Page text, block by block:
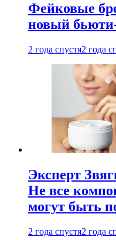
Фейковые
новый
2 года спустя2 года
Эксперт
Не все
могут быть
2 года спустя2 года